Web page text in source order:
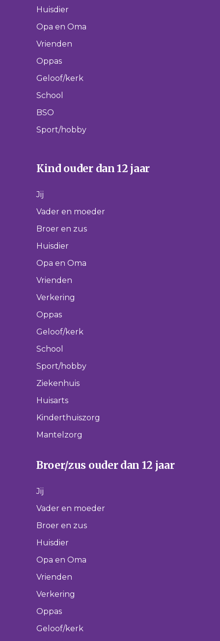
Huisdier
Opa en Oma
Vrienden
Oppas
Geloof/kerk
School
BSO
Sport/hobby
Kind ouder dan 12 jaar
Jij
Vader en moeder
Broer en zus
Huisdier
Opa en Oma
Vrienden
Verkering
Oppas
Geloof/kerk
School
Sport/hobby
Ziekenhuis
Huisarts
Kinderthuiszorg
Mantelzorg
Broer/zus ouder dan 12 jaar
Jij
Vader en moeder
Broer en zus
Huisdier
Opa en Oma
Vrienden
Verkering
Oppas
Geloof/kerk